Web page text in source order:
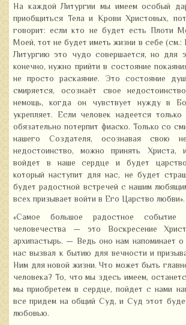
На каждой Литургии мы имеем особый
приобщиться Тела и Крови Христовых,
говорит: если кто не будет есть Плоти
Моей, тот не будет иметь жизни в себе (см.:
Литургию это чудо совершается, но для
конечно, нужно прийти в состояние
не просто раскаяние. Это состояние
смиряется, осознаёт свое
немощь, когда он чувствует нужду в
укрепляет. Если человек надеется
обязательно потерпит фиаско. Только со
нашего Создателя, осознавая свою
недостоинство, можно принять Христа,
войдет в наше сердце и будет
который наступит для нас, не будет
будет радостной встречей с нашим
всех призывает войти в Его Царство любви».
«Самое большое радостное
человечества — это Воскресение
архипастырь. — Ведь оно нам напоминает
нас вызвал к бытию для вечности и
Ним для новой жизни. Что может быть
человека? То, что мы здесь имеем,
мы приобретем в сердце, пойдет с нами
все придем на общий Суд, и Суд этот
любовью.